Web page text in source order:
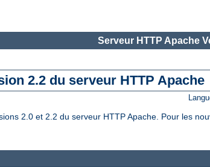
Serveur HTTP Apache
2.2 du serveur HTTP Apache
2.0 et 2.2 du serveur HTTP Apache. Pour les